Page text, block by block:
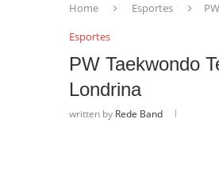
Home Esportes
Esportes
PW Taekwondo
Londrina
written by Rede Band